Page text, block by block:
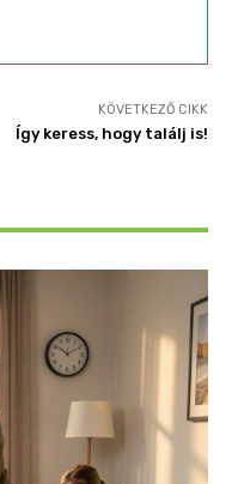
KÖVETKEZŐ CIKK
Így keress, hogy találj is!